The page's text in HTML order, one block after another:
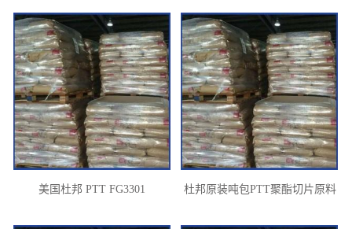
美国杜邦 PTT FG3301
杜邦原装吨包PTT聚酯切片原料